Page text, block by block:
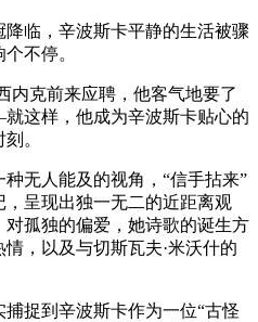
降临，辛波斯卡平静的生活被骤
不停。
内克前来应聘，他客气地要了
这样，他成为辛波斯卡贴心的
。
无人能及的视角，“信手拈来”
呈现出独一无二的近距离观
孤独的偏爱，她诗歌的诞生方
，以及与切斯瓦夫·米沃什的
捉到辛波斯卡作为一位“古怪